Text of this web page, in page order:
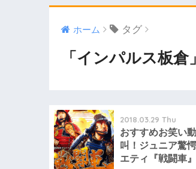
ホーム タグ
「インパルス板
2018.03.29 Thu
おすすめお笑い
叫！ジュニア驚
エティ『戦闘車